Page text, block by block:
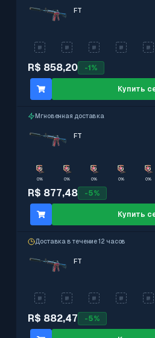
R$ 858,20 -1 %
FT
Купить
Мгновенная доставка
R$ 877,48 -5%
FT
0% 0% 0% 0% 0%
Купить
Доставка в течение 12 часов
R$ 882,47 -5%
FT